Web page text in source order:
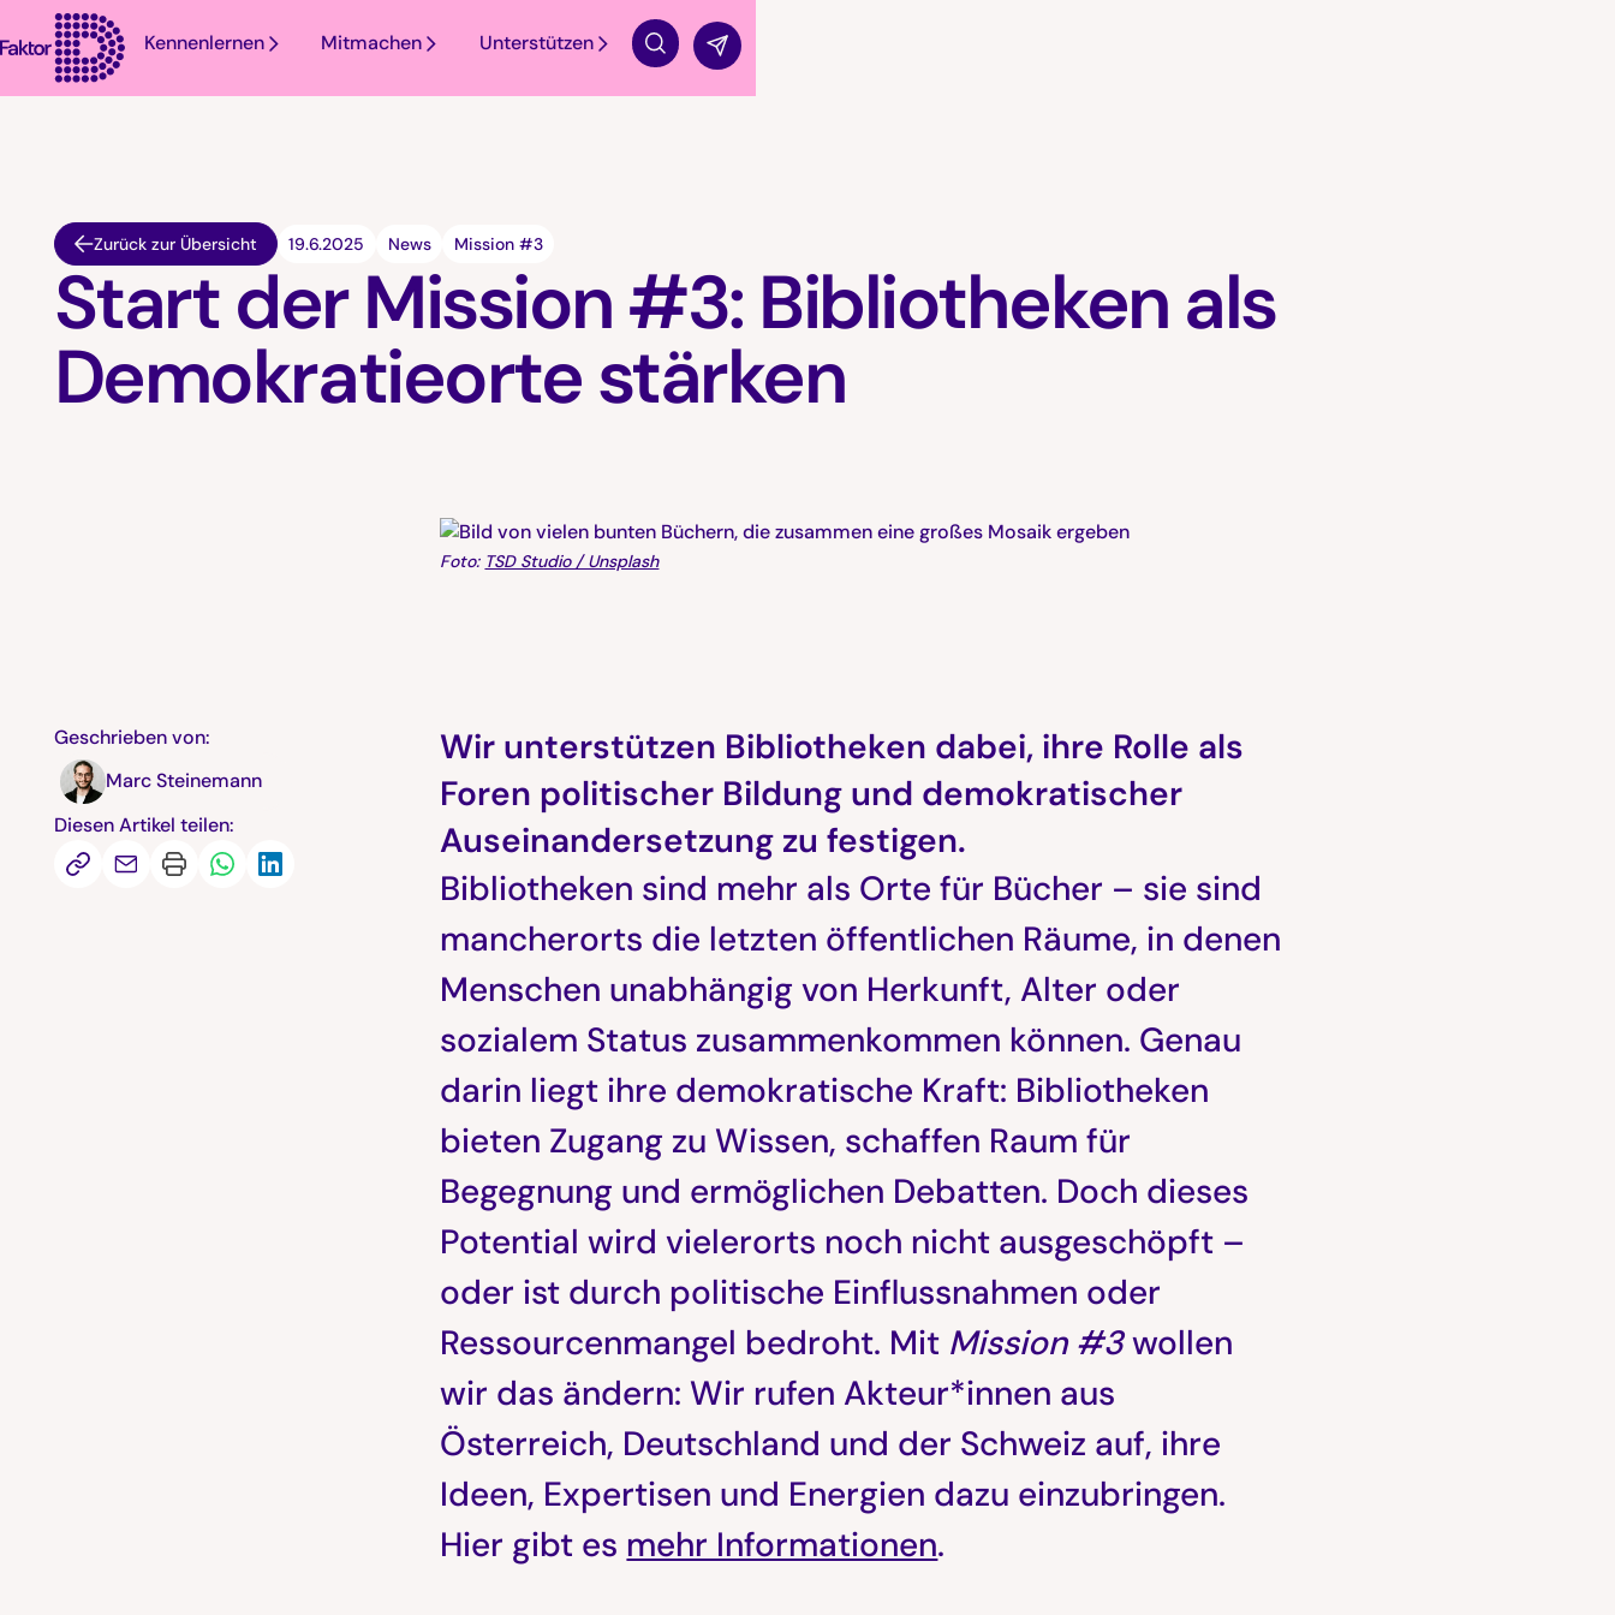
Kennenlernen Mitmachen Unterstützen
Suche
Zurück zur Übersicht 19.6.2025 News Mission #3
Start der Mission #3: Bibliotheken als
Demokratieorte stärken
Foto: TSD Studio / Unsplash
Geschrieben von:
Marc Steinemann
Diesen Artikel teilen:
Wir unterstützen Bibliotheken dabei, ihre Rolle als
Foren politischer Bildung und demokratischer
Auseinandersetzung zu festigen.
Bibliotheken sind mehr als Orte für Bücher – sie sind
mancherorts die letzten öffentlichen Räume, in denen
Menschen unabhängig von Herkunft, Alter oder
sozialem Status zusammenkommen können. Genau
darin liegt ihre demokratische Kraft: Bibliotheken
bieten Zugang zu Wissen, schaffen Raum für
Begegnung und ermöglichen Debatten. Doch dieses
Potential wird vielerorts noch nicht ausgeschöpft –
oder ist durch politische Einflussnahmen oder
Ressourcenmangel bedroht. Mit Mission #3wollen
wir das ändern: Wir rufen Akteur*innen aus
Österreich, Deutschland und der Schweiz auf, ihre
Ideen, Expertisen und Energien dazu einzubringen.
Hier gibt es mehr Informationen.